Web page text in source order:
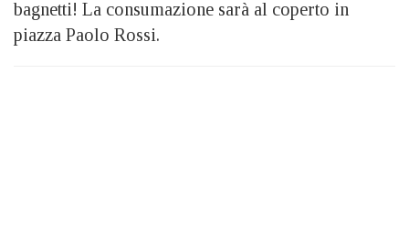
bagnetti! La consumazione sarà al coperto in
piazza Paolo Rossi.